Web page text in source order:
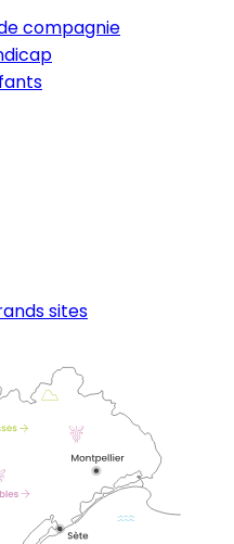
compagnie
sites